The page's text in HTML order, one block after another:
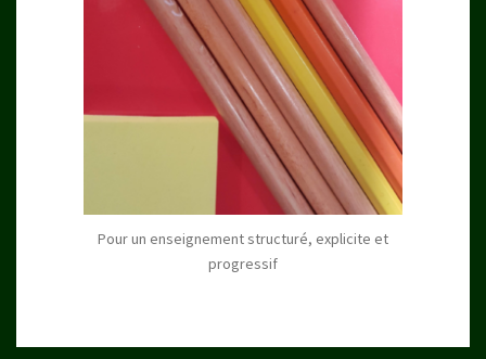
Pour un enseignement structuré, explicite et
progressif